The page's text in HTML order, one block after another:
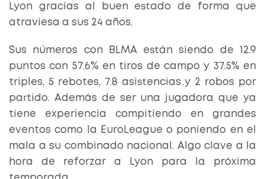
Lyon gracias al buen estado de forma que
atraviesa a sus 24 años.
Sus números con BLMA están siendo de 12.9
puntos con 57.6% en tiros de campo y 37.5% en
triples, 5 rebotes, 7.8 asistencias y 2 robos por
partido. Además de ser una jugadora que ya
tiene experiencia compitiendo en grandes
eventos como la EuroLeague o poniendo en el
mala a su combinado nacional. Algo clave a la
hora de reforzar a Lyon para la próxima